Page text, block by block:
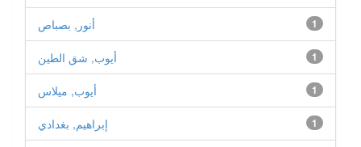
1 أنور, بصباص
1 أيوب, شق الطين
1 أيوب, ميلاس
1 إبراهيم, بغدادي